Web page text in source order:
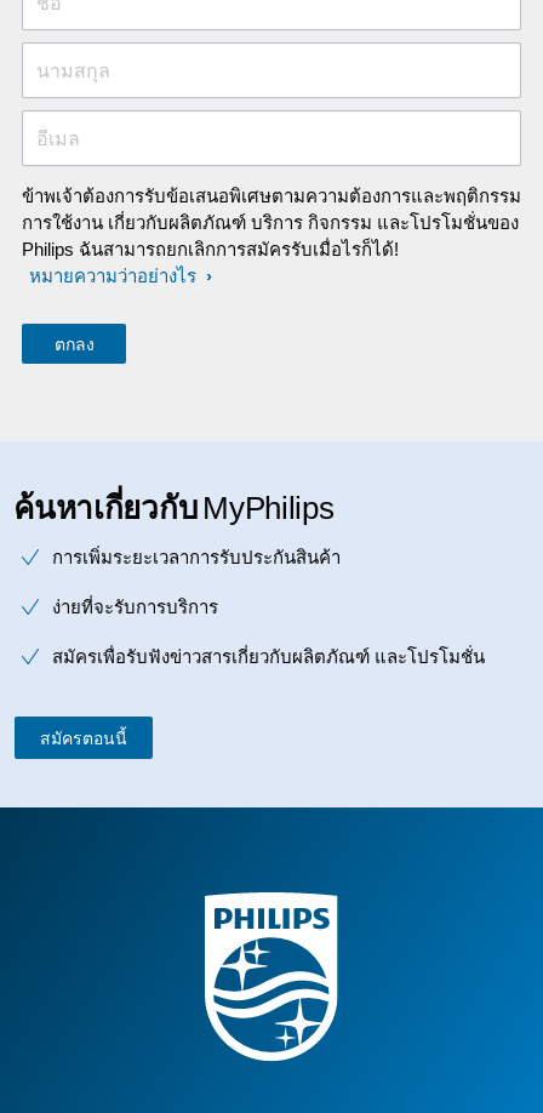
นามสกุล
อีเมล
ข้าพเจ้าต้องการรับข้อเสนอพิเศษตามความต้องการและพฤติกรรม
การใช้งาน เกี่ยวกับผลิตภัณฑ์ บริการ กิจกรรม และโปรโมชั่นของ
Philips ฉันสามารถยกเลิกการสมัครรับเมื่อไรก็ได้!
หมายความว่าอย่างไร
ค้นหาเกี่ยวกับ MyPhilips
การเพิ่มระยะเวลาการรับประกันสินค้า
ง่ายที่จะรับการบริการ
สมัครเพื่อรับฟังข่าวสารเกี่ยวกับผลิตภัณฑ์ และโปรโมชั่น
สมัครตอนนี้